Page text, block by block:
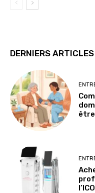
DERNIERS ARTICLES